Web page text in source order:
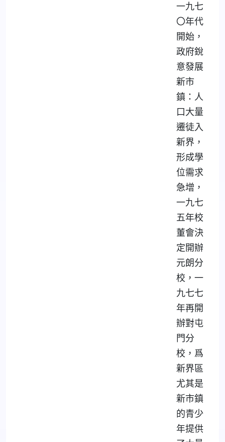
一九七
〇年代
開始，
政府銳
意發展
新市
鎮：人
口大量
遷徒入
新界，
形成學
位需求
急增，
一九七
五年校
董會決
定開辦
元朗分
校，一
九七七
年再開
辦對屯
門分
校，爲
新界區
尤其是
新市鎮
的青少
年提供